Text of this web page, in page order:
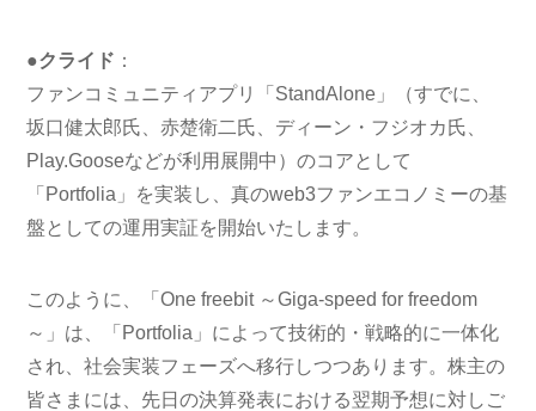
●クライド ：
ファンコミュニティアプリ「StandAlone」（すでに、
坂口健太郎氏、赤楚衛二氏、ディーン・フジオカ氏、
Play.Gooseなどが利用展開中）のコアとして
「Portfolia」を実装し、真のweb3ファンエコノミーの基
盤としての運用実証を開始いたします。
このように、「One freebit ～Giga-speed for freedom
～」は、「Portfolia」によって技術的・戦略的に一体化
され、社会実装フェーズへ移行しつつあります。株主の
皆さまには、先日の決算発表における翌期予想に対しご